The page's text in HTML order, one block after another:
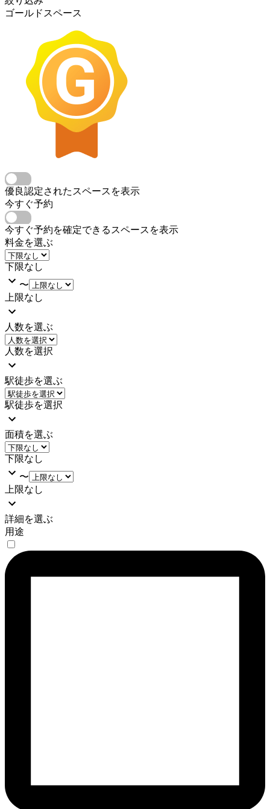
ゴールドスペース
優良認定されたスペースを表示
今すぐ予約
今すぐ予約を確定できるスペースを表示
料金を選ぶ
下限なし
〜
上限なし
人数を選ぶ
人数を選択
駅徒歩を選ぶ
駅徒歩を選択
面積を選ぶ
下限なし
〜
上限なし
詳細を選ぶ
用途